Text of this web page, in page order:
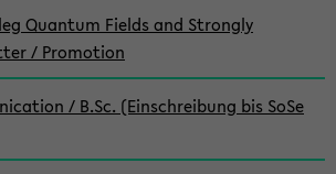
Quantum Fields and Strongly
/ Promotion
/ B.Sc. (Einschreibung bis SoSe